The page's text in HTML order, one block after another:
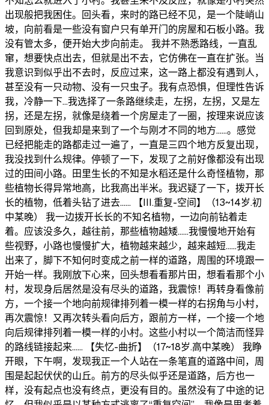
出现般把我困住。回头看，来时的路已经不见，是一个陡峭山
坡，向前看是一些没有窗户只有单开门的房屋和石板小路。我
没有管太多，便开始大步向前走。 我并不熟悉路线，一直乱
窜，想要快点出去，但就是出不去，它仿佛在一直在扩张。当
我意识到似乎出不去时，反应过来，这一路上都没有遇到人，
甚至没有一只动物、没有一只虫子。我有点恐惧，但理性告诉
我，冷静一下…我选择了一条路继续走，左拐，左拐，又是左
拐，还是左拐，就像是绕着一个房屋走了一圈，按理来说应该
回到原处，但我却是来到了一个与刚才不同的地方……。感觉
已经把能走的路都走过一遍了，一直是三四个地方反复出现，
我没找到什么规律。停顿了一下，发现了之前好像都没有出现
过的田间小路。田里生长的不知是水稻还是什么奇怪植物，那
些植物长得异常地高，比我高出半米。我迟疑了一下，拨开长
长的植物，低着头钻了进去…… 【III.重复-空间】（13~14岁.初
中某晚） 我一边拨开长长的不知名植物，一边向前钻着走
着。应该没多久，越往前，那些植物越矮……我慢慢地开始有
些视野，小路也慢慢扩大，植物越来越少，越来越短……我走
出来了，脚下不知何时变成之前一样的道路，周围的环境跟一
开始一样。我刚放下心来，回头想看看那片田，想看看那个小
村，发现身后居然是没有尽头的道路，我震惊！再转身看像前
方，一个接一个地向前规律排列着一模一样的右拐角与小村，
再次震惊！又再次转头看向后方，跟前方一样，一个接一个地
向后规律排列着一模一样的小村。这些小村以一个简洁而怪异
的路线链接起来…… 【失忆-曲折】（17~18岁.高中某晚） 我睁
开眼，下午啊，发现我正一个人站在一条笔直的道路中间，周
围是起起伏伏的山丘。前方的尽头似乎还是道路，后方也一
样，没有起点也没有终点，更没有目的。虽然没有了中途的记